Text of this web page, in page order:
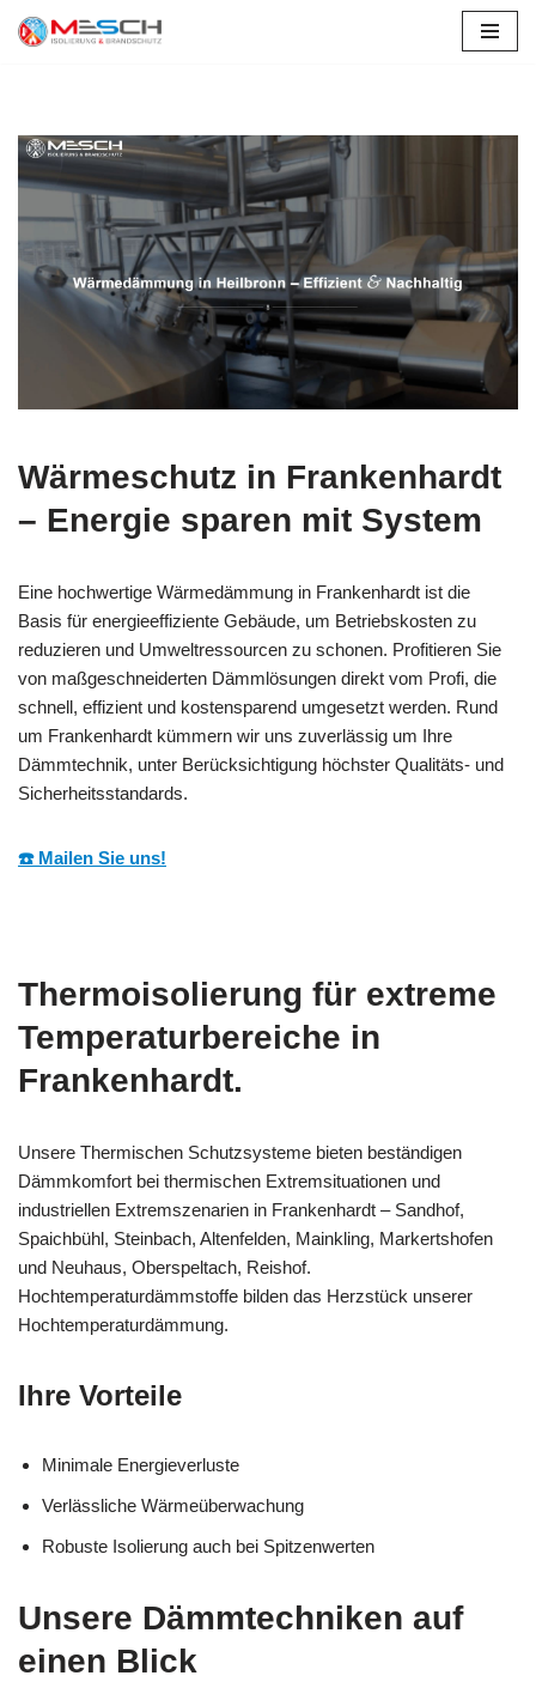
Wärmeschutz in Frankenhardt
– Energie sparen mit System
Eine hochwertige Wärmedämmung in Frankenhardt ist die
Basis für energieeffiziente Gebäude, um Betriebskosten zu
reduzieren und Umweltressourcen zu schonen. Profitieren Sie
von maßgeschneiderten Dämmlösungen direkt vom Profi, die
schnell, effizient und kostensparend umgesetzt werden. Rund
um Frankenhardt kümmern wir uns zuverlässig um Ihre
Dämmtechnik, unter Berücksichtigung höchster Qualitäts- und
Sicherheitsstandards.
☎️ Mailen Sie uns!
Thermoisolierung für extreme
Temperaturbereiche in
Frankenhardt.
Unsere Thermischen Schutzsysteme bieten beständigen
Dämmkomfort bei thermischen Extremsituationen und
industriellen Extremszenarien in Frankenhardt – Sandhof,
Spaichbühl, Steinbach, Altenfelden, Mainkling, Markertshofen
und Neuhaus, Oberspeltach, Reishof.
Hochtemperaturdämmstoffe bilden das Herzstück unserer
Hochtemperaturdämmung.
Ihre Vorteile
Minimale Energieverluste
Verlässliche Wärmeüberwachung
Robuste Isolierung auch bei Spitzenwerten
Unsere Dämmtechniken auf
einen Blick